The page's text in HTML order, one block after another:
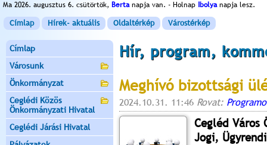
Ma 2026. augusztus 6. csütörtök, Bertanapja van. - Holnap Ibolyanapja lesz.
Címlap Hírek- aktuális Oldaltérkép Várostérkép
Címlap
Városunk
Önkormányzat
Ceglédi Közös
Önkormányzati Hivatal
Ceglédi Járási Hivatal
Hír, program,
Meghívó bizottsági
2024.10.31. 11:46 Rovat:
Cegléd Város
Jogi,